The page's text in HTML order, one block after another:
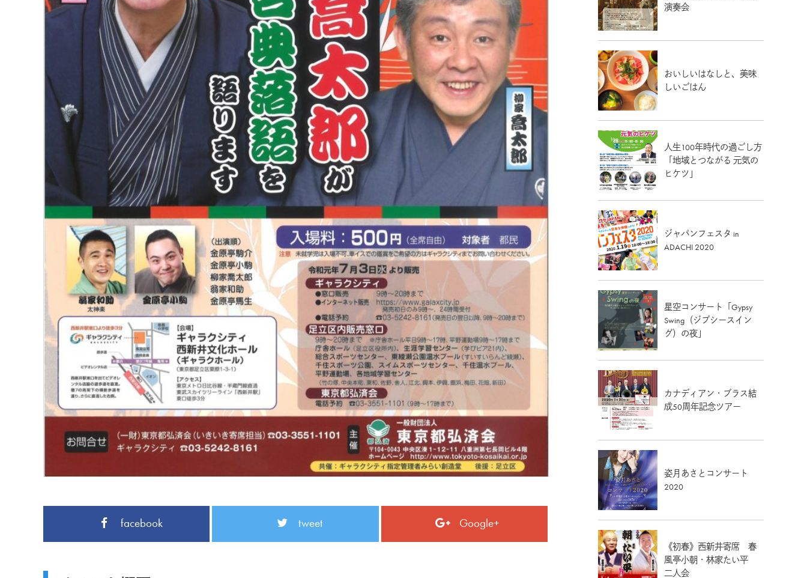
facebook tweet Google+
演奏会
おいしいはなしと、美味
しいごはん
人生100年時代の過ごし方
「地域とつながる 元気の
ヒケツ」
ジャパンフェスタ in
ADACHI 2020
星空コンサート「Gypsy
Swing（ジプシースイン
グ）の夜」
カナディアン・ブラス結
成50周年記念ツアー
姿月あさとコンサート
2020
《初春》西新井寄席 春
風亭小朝・林家たい平
二人会